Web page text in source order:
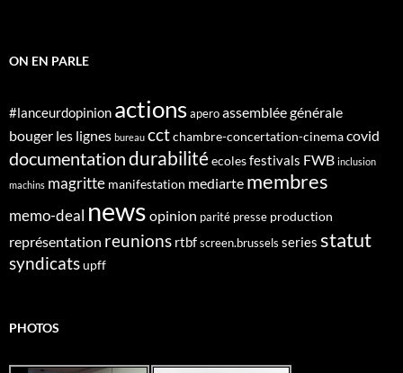
ON EN PARLE
#lanceurdopinion actions apero assemblée générale
bouger les lignes bureau cctchambre-concertation-cinemacovid
documentationdurabilitéecolesfestivals FWB inclusion
machins magritte manifestation mediarte membres
memo-deal news opinion parité presse production
représentation reunions rtbf screen.brussels series statut
syndicatsupff
PHOTOS